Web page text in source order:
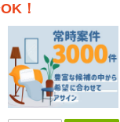
！